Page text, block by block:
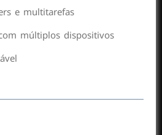
e multitarefas
múltiplos dispositivos